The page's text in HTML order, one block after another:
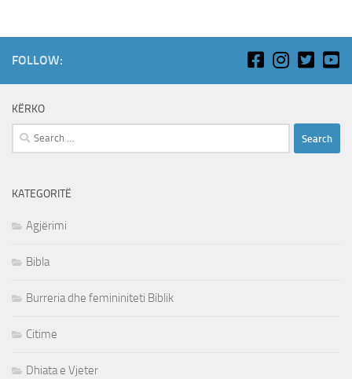
FOLLOW:
KËRKO
Search
for:
KATEGORITË
Agjërimi
Bibla
Burreria dhe femininiteti Biblik
Citime
Dhiata e Vjeter